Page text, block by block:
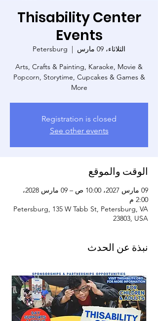
Thisability Center
Events
الثلاثاء، 09 مارس
  |
Petersburg
Arts, Crafts & Painting, Karaoke, Movie &
Popcorn, Storytime, Cupcakes & Games &
More
Registration is closed
See other events
الوقت والموقع
09 مارس 2027، 10:00 ص – 09 مارس 2028،
2:00 م
Petersburg, 135 W Tabb St, Petersburg, VA
23803, USA
نبذة عن الحدث